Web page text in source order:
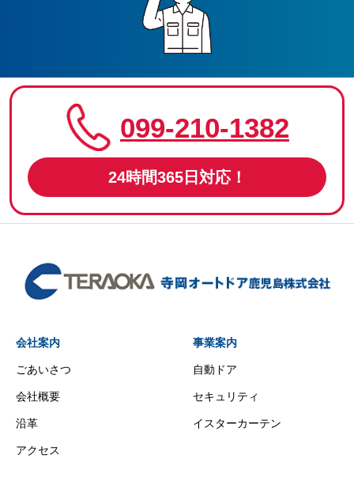
099-210-1382
24時間365日対応！
会社案内
ごあいさつ
会社概要
沿革
アクセス
事業案内
自動ドア
セキュリティ
イスターカーテン